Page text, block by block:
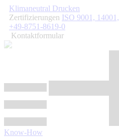
Klimaneutral Drucken
Zertifizierungen ISO 9001, 14001,
+49-8751-8619-0
Kontaktformular
Know-How